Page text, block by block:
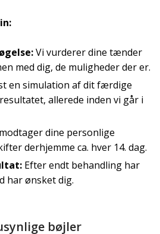
Vi vurderer dine tænder
med dig, de muligheder der er.
en simulation af dit færdige
allerede inden vi går i
dine personlige
derhjemme ca. hver 14. dag.
Efter endt behandling har
har ønsket dig.
bøjler